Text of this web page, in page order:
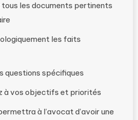
tous les documents pertinents
les faits
questions spécifiques
à vos objectifs et priorités
à l’avocat d’avoir une